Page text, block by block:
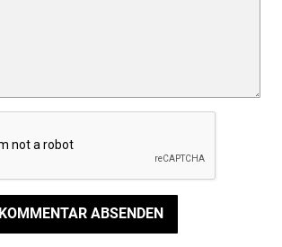
KOMMENTAR ABSENDEN